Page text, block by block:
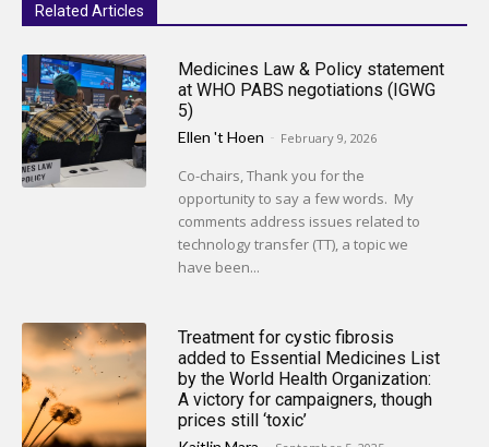
Related Articles
Medicines Law & Policy statement
at WHO PABS negotiations (IGWG
5)
Ellen 't Hoen - February 9, 2026
Co-chairs, Thank you for the
opportunity to say a few words. My
comments address issues related to
technology transfer (TT), a topic we
have been...
Treatment for cystic fibrosis
added to Essential Medicines List
by the World Health Organization:
A victory for campaigners, though
prices still ‘toxic’